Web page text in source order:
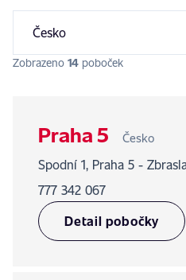
Zobrazeno 14 poboček
Praha 5 Česko
Spodní 1, Praha 5 -
777 342 067
Detail pobočky